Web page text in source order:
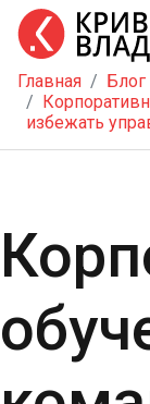
Главная
Тренинг
Услуги
Блог
Видео
Контакты
Главная
Блог
избежать